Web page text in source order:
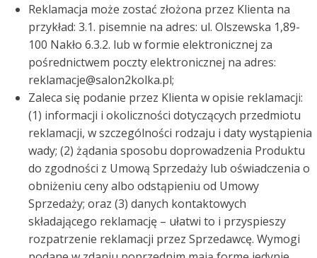
Reklamacja może zostać złożona przez Klienta na
przykład: 3.1. pisemnie na adres: ul. Olszewska 1,89-
100 Nakło 6.3.2. lub w formie elektronicznej za
pośrednictwem poczty elektronicznej na adres:
reklamacje@salon2kolka.pl;
Zaleca się podanie przez Klienta w opisie reklamacji:
(1) informacji i okoliczności dotyczących przedmiotu
reklamacji, w szczególności rodzaju i daty wystąpienia
wady; (2) żądania sposobu doprowadzenia Produktu
do zgodności z Umową Sprzedaży lub oświadczenia o
obniżeniu ceny albo odstąpieniu od Umowy
Sprzedaży; oraz (3) danych kontaktowych
składającego reklamację – ułatwi to i przyspieszy
rozpatrzenie reklamacji przez Sprzedawcę. Wymogi